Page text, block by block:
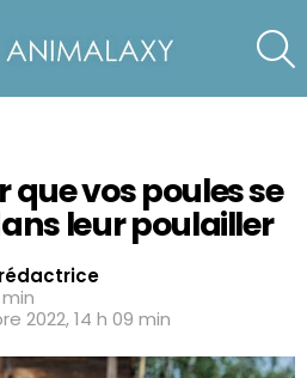
que vos poules se
leur poulailler
min
2022, 14 h 09 min